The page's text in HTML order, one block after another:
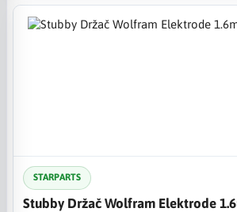
STARPARTS
Stubby Držač Wolfram Elektrode